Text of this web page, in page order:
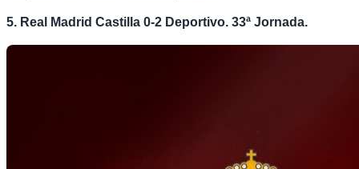
5. Real Madrid Castilla 0-2 Deportivo. 33ª Jornada.